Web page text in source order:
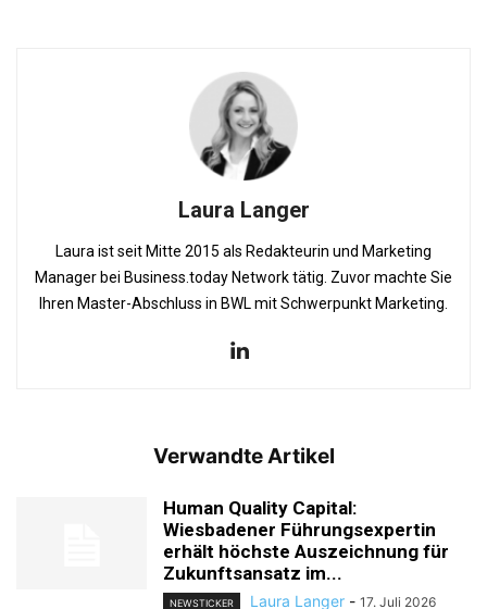
Laura Langer
Laura ist seit Mitte 2015 als Redakteurin und Marketing
Manager bei Business.today Network tätig. Zuvor machte Sie
Ihren Master-Abschluss in BWL mit Schwerpunkt Marketing.
Verwandte Artikel
Human Quality Capital:
Wiesbadener Führungsexpertin
erhält höchste Auszeichnung für
Zukunftsansatz im...
NEWSTICKER Laura Langer - 17. Juli 2026